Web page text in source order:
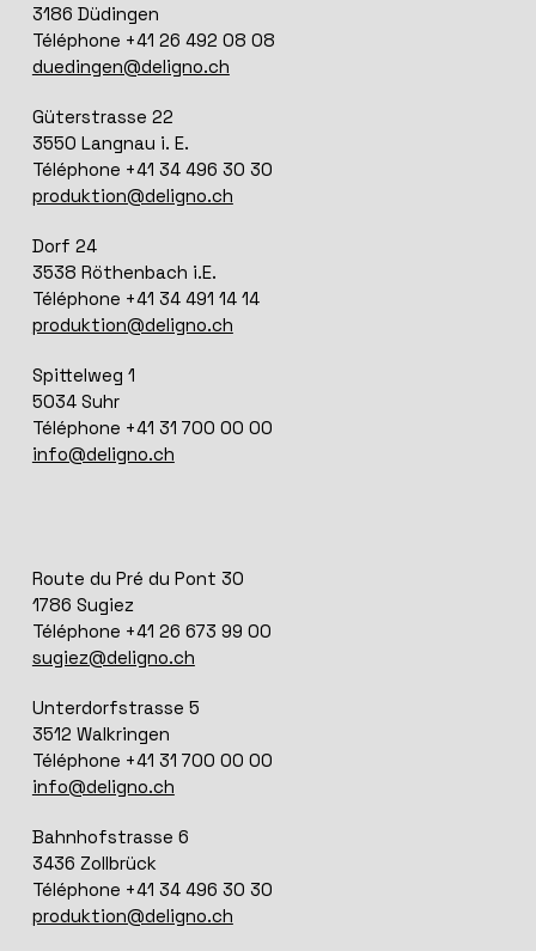
3186 Düdingen
Téléphone +41 26 492 08 08
duedingen@deligno.ch
Güterstrasse 22
3550 Langnau i. E.
Téléphone +41 34 496 30 30
produktion@deligno.ch
Dorf 24
3538 Röthenbach i.E.
Téléphone +41 34 491 14 14
produktion@deligno.ch
Spittelweg 1
5034 Suhr
Téléphone +41 31 700 00 00
info@deligno.ch
Route du Pré du Pont 30
1786 Sugiez
Téléphone +41 26 673 99 00
sugiez@deligno.ch
Unterdorfstrasse 5
3512 Walkringen
Téléphone +41 31 700 00 00
info@deligno.ch
Bahnhofstrasse 6
3436 Zollbrück
Téléphone +41 34 496 30 30
produktion@deligno.ch